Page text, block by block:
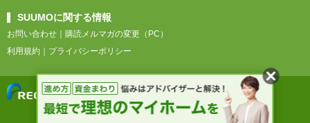
SUUMOに関する情報
お問い合わせ
購読メルマガの変更（PC）
利用規約
プライバシーポリシー